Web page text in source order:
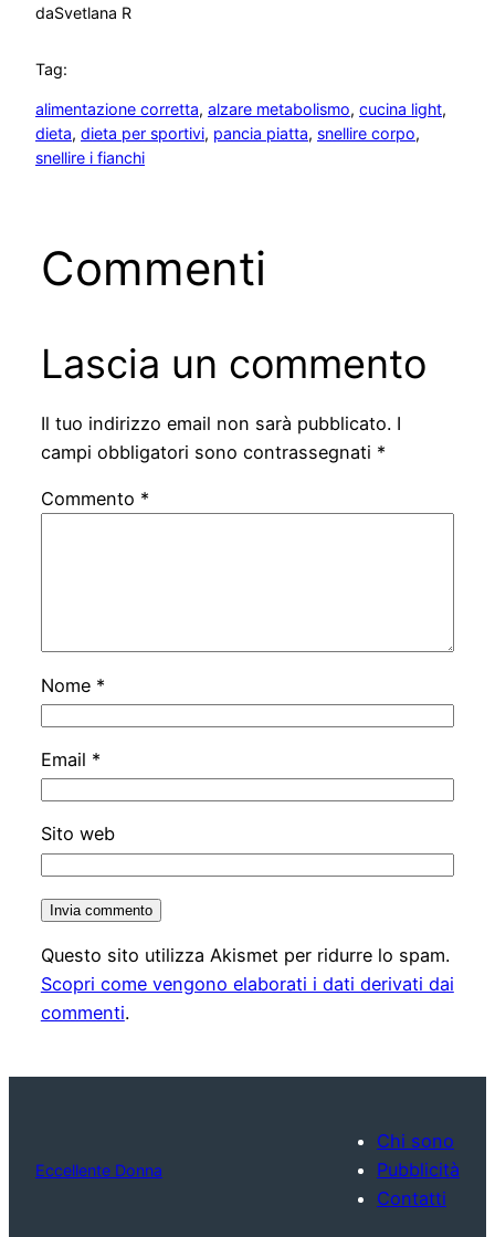
daSvetlana R
Tag:
alimentazione corretta, alzare metabolismo, cucina light
dieta, dieta per sportivi, pancia piatta, snellire corpo
snellire i fianchi
Commenti
Lascia un commento
Il tuo indirizzo email non sarà pubblicato. I
campi obbligatori sono contrassegnati *
Commento *
Nome *
Email *
Sito web
Questo sito utilizza Akismet per ridurre lo spam.
Scopri come vengono elaborati i dati derivati dai
commenti.
Eccellente Donna
Chi sono
Pubblicità
Contatti